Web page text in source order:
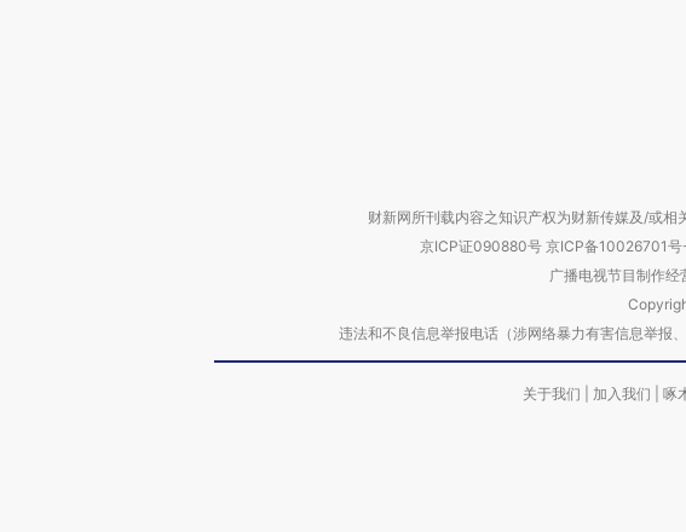
财新网所刊载内容之知识产权为财新传媒及/或相
京ICP证090880号 京ICP备10026701
广播电视节目制作
违法和不良信息举报电话（涉网络暴力有害信息举
关于我们 加入我们 啄